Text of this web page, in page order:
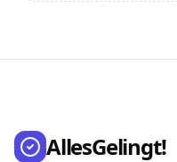
AllesGelingt!